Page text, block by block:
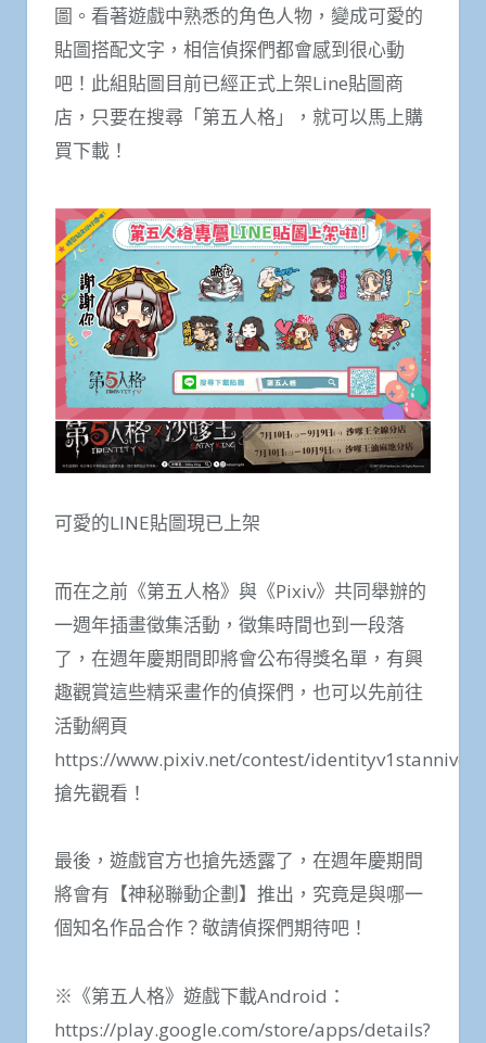
圖。看著遊戲中熟悉的角色人物，變成可愛的
貼圖搭配文字，相信偵探們都會感到很心動
吧！此組貼圖目前已經正式上架Line貼圖商
店，只要在搜尋「第五人格」，就可以馬上購
買下載！
可愛的LINE貼圖現已上架
而在之前《第五人格》與《Pixiv》共同舉辦的
一週年插畫徵集活動，徵集時間也到一段落
了，在週年慶期間即將會公布得獎名單，有興
趣觀賞這些精采畫作的偵探們，也可以先前往
活動網頁
https://www.pixiv.net/contest/
搶先觀看！
最後，遊戲官方也搶先透露了，在週年慶期間
將會有【神秘聯動企劃】推出，究竟是與哪一
個知名作品合作？敬請偵探們期待吧！
※《第五人格》遊戲下載Android：
https://play.google.com/store/apps/details?